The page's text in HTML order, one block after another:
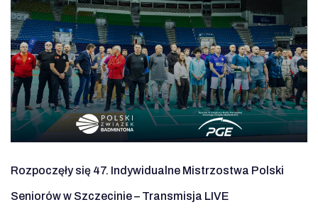
Rozpoczęły się 47. Indywidualne Mistrzostwa Polski
Seniorów w Szczecinie – Transmisja LIVE